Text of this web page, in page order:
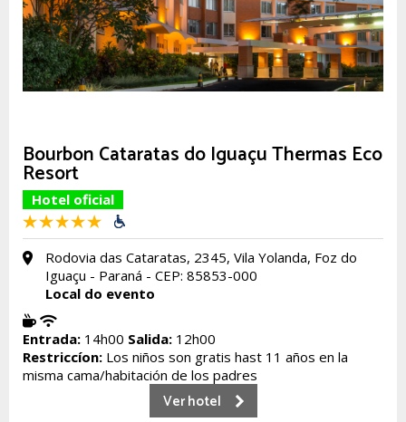
Bourbon Cataratas do Iguaçu Thermas Eco
Resort
Hotel oficial
Rodovia das Cataratas, 2345, Vila Yolanda, Foz do
Iguaçu - Paraná - CEP: 85853-000
Local do evento
Entrada: 14h00 Salida: 12h00
Restriccíon: Los niños son gratis hast 11 años en la
misma cama/habitación de los padres
Ver hotel